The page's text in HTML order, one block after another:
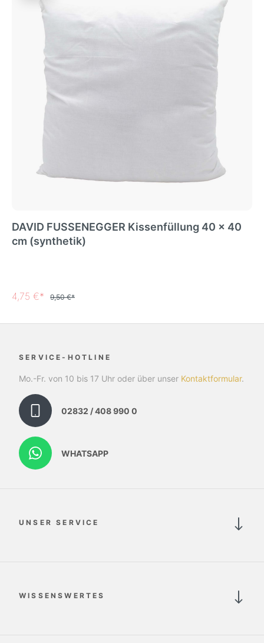
DAVID FUSSENEGGER Kissenfüllung 40 x 40
cm (synthetik)
4,75 €* 9,50 €*
SERVICE-HOTLINE
Mo.-Fr. von 10 bis 17 Uhr oder über unser Kontaktformular.
02832 / 408 990 0
WHATSAPP
UNSER SERVICE
WISSENSWERTES